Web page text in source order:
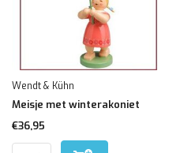
Wendt & Kühn
Meisje met winterakoniet
€36,95